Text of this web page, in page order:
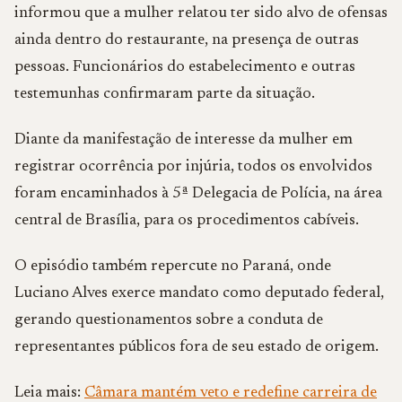
informou que a mulher relatou ter sido alvo de ofensas
ainda dentro do restaurante, na presença de outras
pessoas. Funcionários do estabelecimento e outras
testemunhas confirmaram parte da situação.
Diante da manifestação de interesse da mulher em
registrar ocorrência por injúria, todos os envolvidos
foram encaminhados à 5ª Delegacia de Polícia, na área
central de Brasília, para os procedimentos cabíveis.
O episódio também repercute no Paraná, onde
Luciano Alves exerce mandato como deputado federal,
gerando questionamentos sobre a conduta de
representantes públicos fora de seu estado de origem.
Leia mais: Câmara mantém veto e redefine carreira de